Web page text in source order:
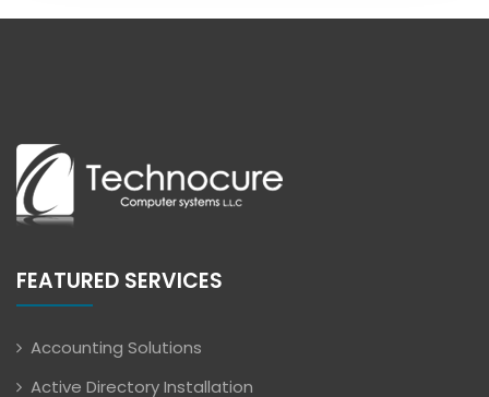
FEATURED SERVICES
Accounting Solutions
Active Directory Installation